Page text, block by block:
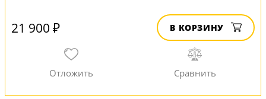
21 900 ₽ В КОРЗИНУ